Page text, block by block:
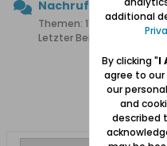
Nachrufe
Themen: 111 Beiträge: 1.072
Letzter Beitrag:
Nachruf
additional
By clicking "I
agree to our
our
and
described